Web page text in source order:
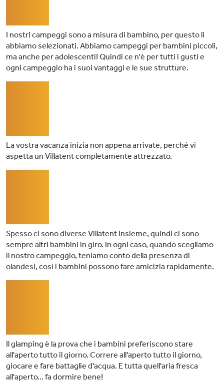
I nostri campeggi sono a misura di bambino, per questo li
abbiamo selezionati. Abbiamo campeggi per bambini piccoli,
ma anche per adolescenti! Quindi ce n'è per tutti i gusti e
ogni campeggio ha i suoi vantaggi e le sue strutture.
La vostra vacanza inizia non appena arrivate, perché vi
aspetta un Villatent completamente attrezzato.
Spesso ci sono diverse Villatent insieme, quindi ci sono
sempre altri bambini in giro. In ogni caso, quando scegliamo
il nostro campeggio, teniamo conto della presenza di
olandesi, così i bambini possono fare amicizia rapidamente.
Il glamping è la prova che i bambini preferiscono stare
all'aperto tutto il giorno. Correre all'aperto tutto il giorno,
giocare e fare battaglie d'acqua. E tutta quell'aria fresca
all'aperto... fa dormire bene!